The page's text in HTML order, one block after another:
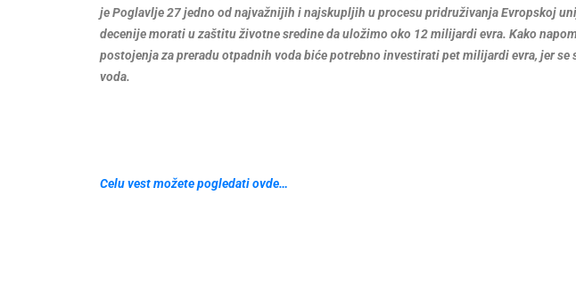
je Poglavlje 27 jedno od najvažnijih i najskupljih u procesu pridruživanja Evropskoj
decenije morati u zaštitu životne sredine da uložimo oko 12 milijardi evra. Kako
postojenja za preradu otpadnih voda biće potrebno investirati pet milijardi evra, jer se
voda.
Celu vest možete pogledati ovde…